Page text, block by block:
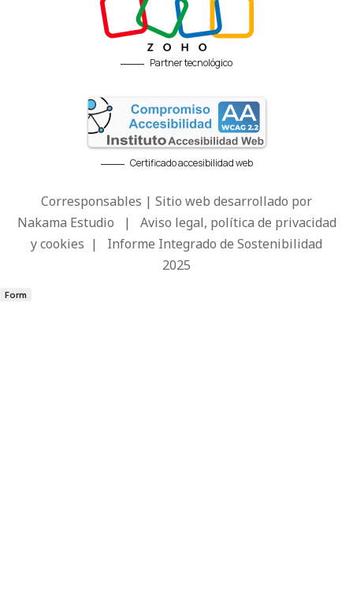
Partner tecnológico
Certificado accesibilidad web
Corresponsables | Sitio web desarrollado por
Nakama Estudio | Aviso legal, política de privacidad
y cookies | Informe Integrado de Sostenibilidad
2025
Form